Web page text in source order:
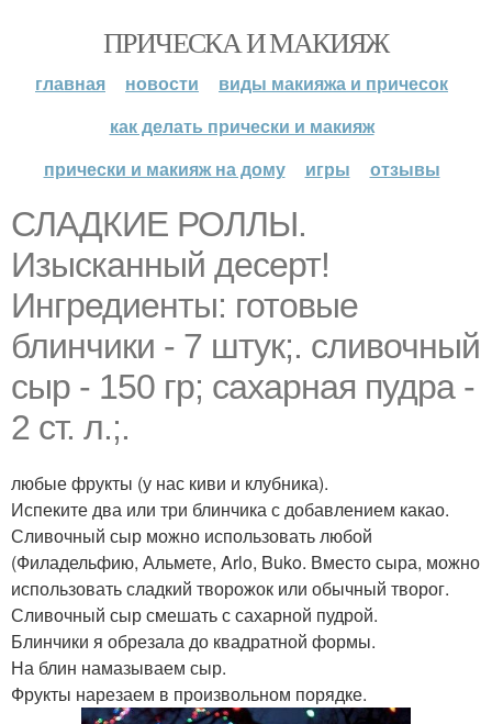
ПРИЧЕСКА И МАКИЯЖ
главная новости
виды макияжа и причесок
как делать прически и макияж
прически и макияж на дому
игры отзывы
СЛАДКИЕ РОЛЛЫ.
Изысканный десерт!
Ингредиенты: готовые
блинчики - 7 штук;. сливочный
сыр - 150 гр; сахарная пудра -
2 ст. л.;.
любые фрукты (у нас киви и клубника).
Испеките два или три блинчика с добавлением какао.
Сливочный сыр можно использовать любой
(Филадельфию, Альмете, Arlo, Buko. Вместо сыра, можно
использовать сладкий творожок или обычный творог.
Сливочный сыр смешать с сахарной пудрой.
Блинчики я обрезала до квадратной формы.
На блин намазываем сыр.
Фрукты нарезаем в произвольном порядке.